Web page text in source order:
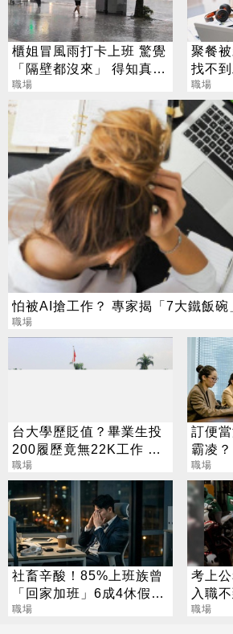
櫃姐冒風雨打卡上班 驚覺
「隔壁都沒來」 得知真相
氣炸
職場
聚餐
找不
回戰場
職場
怕被AI搶工作？ 專家揭「7大鐵飯碗
職場
台大學歷貶值？畢業生投
200履歷竟無22K工作 他
後悔沒轉系
職場
訂便
霸凌
必看
職場
社畜辛酸！85%上班族曾
「回家加班」6成4休假也
要回公司
職場
考上
入職
夢都在
職場